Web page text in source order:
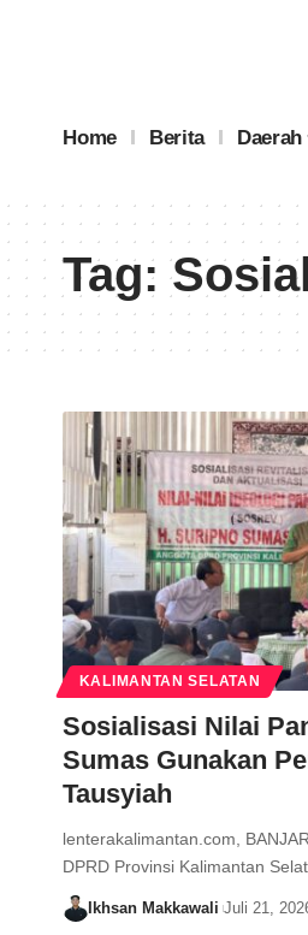
Home Berita Daerah
Tag:
KALIMANTAN SELATAN
Sosialisasi Nilai
Sumas Gunakan
Tausyiah
lenterakalimantan.com,
DPRD Provinsi Kalimantan
Ikhsan Makkawali Juli 21,